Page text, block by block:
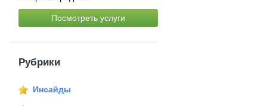
Посмотреть услуги
Рубрики
Инсайды